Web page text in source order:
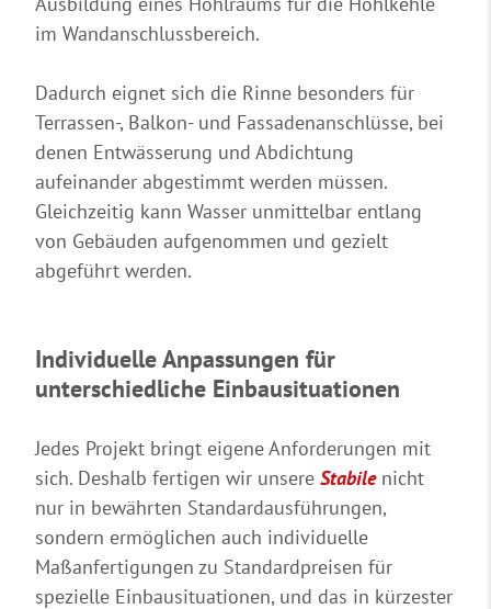
im Wandanschlussbereich.
Dadurch eignet sich die Rinne besonders für
Terrassen-, Balkon- und Fassadenanschlüsse, bei
denen Entwässerung und Abdichtung
aufeinander abgestimmt werden müssen.
Gleichzeitig kann Wasser unmittelbar entlang
von Gebäuden aufgenommen und gezielt
abgeführt werden.
Individuelle Anpassungen für
unterschiedliche Einbausituationen
Jedes Projekt bringt eigene Anforderungen mit
sich. Deshalb fertigen wir unsere Stabilenicht
nur in bewährten Standardausführungen,
sondern ermöglichen auch individuelle
Maßanfertigungen zu Standardpreisen für
spezielle Einbausituationen, und das in kürzester